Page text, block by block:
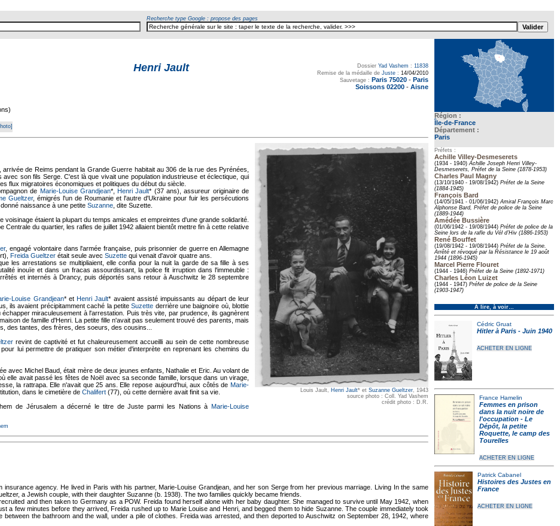
Recherche type Google : propose des pages
Région :
Île-de-France
Département :
Paris
Préfets :
Achille Villey-Desmeserets
(1934 - 1940)Achille Joseph Henri Villey-
Desmeserets, Préfet de la Seine (1878-1953)
Charles Paul Magny
(13/10/1940 - 19/08/1942) Préfet de la Seine
(1884-1945)
François Bard
(14/05/1941 - 01/06/1942)Amiral François Marc
Alphonse Bard, Préfet de police de la Seine
(1889-1944)
Amédée Bussière
(01/06/1942 - 19/08/1944) Préfet de police de la
Seine lors de la rafle du Vél d’Hiv (1886-1953)
René Bouffet
(19/08/1942 - 19/08/1944) Préfet de la Seine.
Arrêté et révoqué par la Résistance le 19 août
1944 (1896-1945)
Marcel Pierre Flouret
(1944 - 1946) Préfet de la Seine (1892-1971)
Charles Léon Luizet
(1944 - 1947) Préfet de police de la Seine
(1903-1947)
À lire, à voir…
Cédric Gruat
Hitler à Paris - Juin 1940
ACHETER EN LIGNE
France Hamelin
Femmes en prison
dans la nuit noire de
l'occupation - Le
Dépôt, la petite
Roquette, le camp des
Tourelles
ACHETER EN LIGNE
Patrick Cabanel
Histoires des Justes en
France
ACHETER EN LIGNE
Henri Jault Dossier Yad Vashem : 11838
Remise de la médaille de Juste : 14/04/2010
Sauvetage : Paris 75020 - Paris
Soissons 02200 - Aisne
Louis Jault, Henri Jault* et Suzanne Gueltzer, 1943
source photo : Coll. Yad Vashem
crédit photo : D.R.
arrivée de Reims pendant la Grande Guerre habitait au 306 de la rue des Pyrénées,
son fils Serge. C'est là que vivait une population industrieuse et éclectique, qui
flux migratoires économiques et politiques du début du siècle.
de Marie-Louise Grandjean*,Henri Jault* (37 ans), assureur originaire de
Gueltzer, émigrés l'un de Roumanie et l'autre d'Ukraine pour fuir les persécutions
naissance à une petite Suzanne , dite Suzette.
voisinage étaient la plupart du temps amicales et empreintes d'une grande solidarité.
Centrale du quartier, les rafles de juillet 1942 allaient bientôt mettre fin à cette relative
, engagé volontaire dans l'armée française, puis prisonnier de guerre en Allemagne
Freida Gueltzer était seule avec Suzette qui venait d'avoir quatre ans.
les arrestations se multipliaient, elle confia pour la nuit la garde de sa fille à ses
inouïe et dans un fracas assourdissant, la police fit irruption dans l'immeuble :
et internés à Drancy, puis déportés sans retour à Auschwitz le 28 septembre
Louise Grandjean* etHenri Jault* avaient assisté impuissants au départ de leur
ils avaient précipitamment caché la petiteSuzette derrière une baignoire où, blottie
miraculeusement à l'arrestation. Puis très vite, par prudence, ils gagnèrent
de famille d'Henri. La petite fille n'avait pas seulement trouvé des parents, mais
des tantes, des frères, des soeurs, des cousins...
revint de captivité et fut chaleureusement accueilli au sein de cette nombreuse
lui permettre de pratiquer son métier d'interprète en reprenant les chemins du
avec Michel Baud, était mère de deux jeunes enfants, Nathalie et Eric. Au volant de
elle avait passé les fêtes de Noël avec sa seconde famille, lorsque dans un virage,
la rattrapa. Elle n'avait que 25 ans. Elle repose aujourd'hui, aux côtés de Marie-
dans le cimetière de Chalifert (77), où cette dernière avait finit sa vie.
de Jérusalem a décerné le titre de Juste parmi les Nations à Marie-Louise
insurance agency. He lived in Paris with his partner, Marie-Louise Grandjean, and her son Serge from her previous marriage. Living In the same
a Jewish couple, with their daughter Suzanne (b. 1938). The two families quickly became friends.
and then taken to Germany as a POW. Freida found herself alone with her baby daughter. She managed to survive until May 1942, when
a few minutes before they arrived, Freida rushed up to Marie Louise and Henri, and begged them to hide Suzanne. The couple immediately took
between the bathroom and the wall, under a pile of clothes. Freida was arrested, and then deported to Auschwitz on September 28, 1942, where